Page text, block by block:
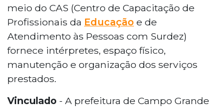
meio do CAS (Centro de Capacitação de
Profissionais da Educação e de
Atendimento às Pessoas com Surdez)
fornece intérpretes, espaço físico,
manutenção e organização dos serviços
prestados.
Vinculado - A prefeitura de Campo Grande